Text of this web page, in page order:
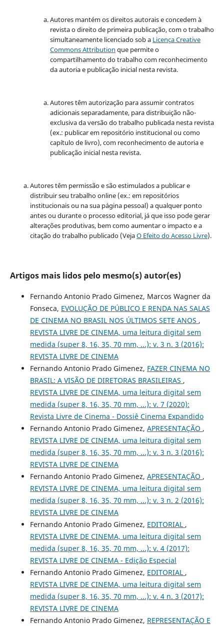
Autores mantém os direitos autorais e concedem à
revista o direito de primeira publicação, com o trabalho
simultaneamente licenciado sob a Licença Creative
Commons Attribution que permite o
compartilhamento do trabalho com reconhecimento
da autoria e publicação inicial nesta revista.
Autores têm autorização para assumir contratos
adicionais separadamente, para distribuição não-
exclusiva da versão do trabalho publicada nesta revista
(ex.: publicar em repositório institucional ou como
capítulo de livro), com reconhecimento de autoria e
publicação inicial nesta revista.
Autores têm permissão e são estimulados a publicar e
distribuir seu trabalho online (ex.: em repositórios
institucionais ou na sua página pessoal) a qualquer ponto
antes ou durante o processo editorial, já que isso pode gerar
alterações produtivas, bem como aumentar o impacto e a
citação do trabalho publicado (VejaO Efeito do Acesso Livre).
Artigos mais lidos pelo mesmo(s) autor(es)
Fernando Antonio Prado Gimenez, Marcos Wagner da
Fonseca, EVOLUÇÃO DE PÚBLICO E RENDA NAS SALAS
DE CINEMA NO BRASIL NOS ÚLTIMOS SETE ANOS ,
REVISTA LIVRE DE CINEMA, uma leitura digital sem
medida (super 8, 16, 35, 70 mm, ...): v. 3 n. 3 (2016):
REVISTA LIVRE DE CINEMA
Fernando Antonio Prado Gimenez, FAZER CINEMA NO
BRASIL: A VISÃO DE DIRETORAS BRASILEIRAS ,
REVISTA LIVRE DE CINEMA, uma leitura digital sem
medida (super 8, 16, 35, 70 mm, ...): v. 7 (2020):
Revista Livre de Cinema - Dossiê Cinema Expandido
Fernando Antonio Prado Gimenez, APRESENTAÇÃO ,
REVISTA LIVRE DE CINEMA, uma leitura digital sem
medida (super 8, 16, 35, 70 mm, ...): v. 3 n. 3 (2016):
REVISTA LIVRE DE CINEMA
Fernando Antonio Prado Gimenez, APRESENTAÇÃO ,
REVISTA LIVRE DE CINEMA, uma leitura digital sem
medida (super 8, 16, 35, 70 mm, ...): v. 3 n. 2 (2016):
REVISTA LIVRE DE CINEMA
Fernando Antonio Prado Gimenez, EDITORIAL ,
REVISTA LIVRE DE CINEMA, uma leitura digital sem
medida (super 8, 16, 35, 70 mm, ...): v. 4 (2017):
REVISTA LIVRE DE CINEMA - Edição Especial
Fernando Antonio Prado Gimenez, EDITORIAL ,
REVISTA LIVRE DE CINEMA, uma leitura digital sem
medida (super 8, 16, 35, 70 mm, ...): v. 4 n. 3 (2017):
REVISTA LIVRE DE CINEMA
Fernando Antonio Prado Gimenez, REPRESENTAÇÃO E